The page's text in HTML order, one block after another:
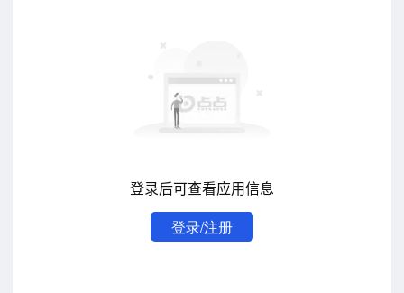
登录后可查看应用信息
登录/注册